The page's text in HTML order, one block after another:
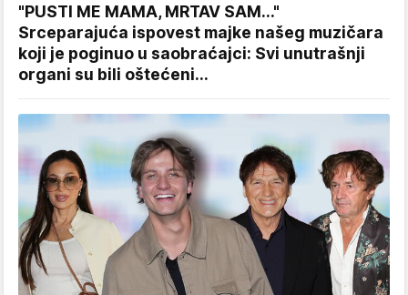
"PUSTI ME MAMA, MRTAV SAM..."
Srceparajuća ispovest majke našeg muzičara
koji je poginuo u saobraćajci: Svi unutrašnji
organi su bili oštećeni...